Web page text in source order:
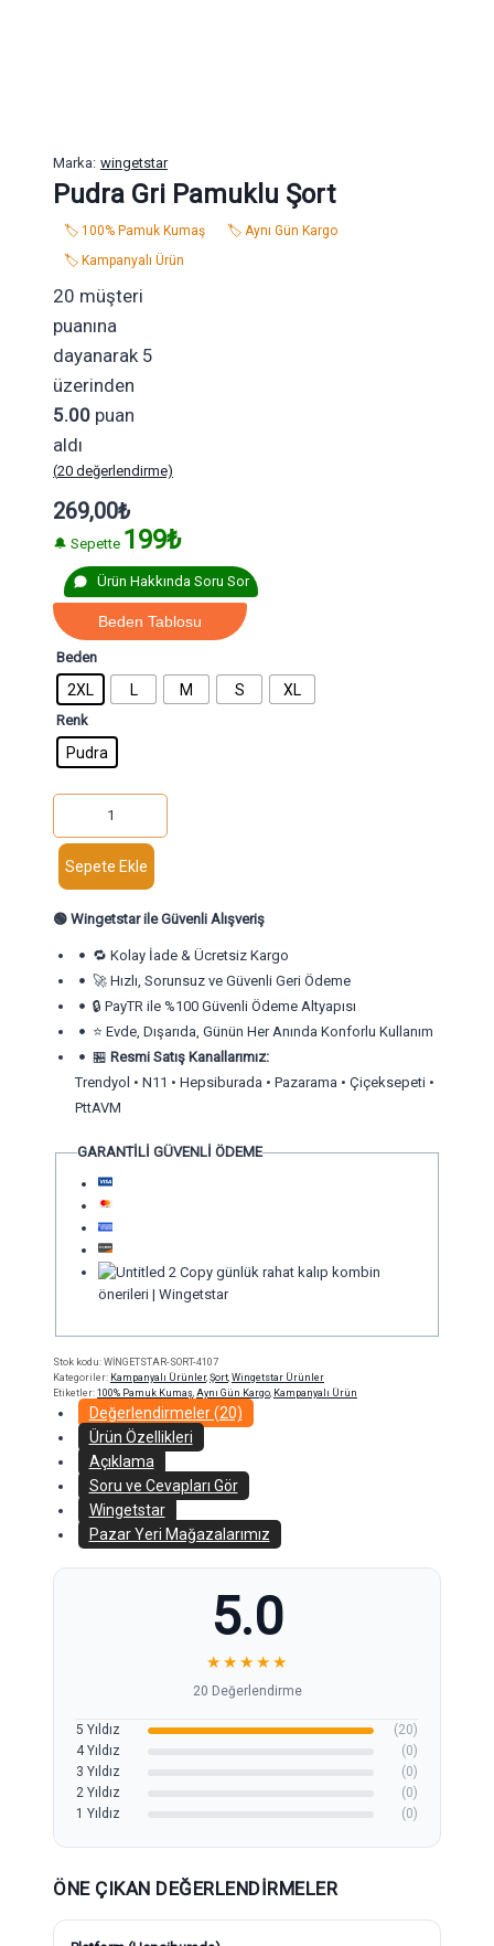
Marka: wingetstar
Pudra Gri Pamuklu Şort
🏷️ 100% Pamuk Kumaş
🏷️ Aynı Gün Kargo
🏷️ Kampanyalı Ürün
20 müşteri
puanına
dayanarak 5
üzerinden
5.00 puan
aldı
(20 değerlendirme)
269,00₺
🔔 Sepette 199₺
Ürün Hakkında Soru Sor
Beden Tablosu
Beden
2XL L M S XL
Renk
Pudra
Sepete Ekle
🟢 Wingetstar ile Güvenli Alışveriş
🔁 Kolay İade & Ücretsiz Kargo
🚀 Hızlı, Sorunsuz ve Güvenli Geri Ödeme
🔒 PayTR ile %100 Güvenli Ödeme Altyapısı
⭐ Evde, Dışarıda, Günün Her Anında Konforlu Kullanım
🏪 Resmi Satış Kanallarımız:
Trendyol • N11 • Hepsiburada • Pazarama • Çiçeksepeti •
PttAVM
GARANTİLİ GÜVENLİ ÖDEME
Stok kodu: WİNGETSTAR-SORT-4107
Kategoriler: Kampanyalı Ürünler, Şort Wingetstar Ürünler
Etiketler: 100% Pamuk Kumaş Aynı Gün Kargo Kampanyalı Ürün
Değerlendirmeler (20)
Ürün Özellikleri
Açıklama
Soru ve Cevapları Gör
Wingetstar
Pazar Yeri Mağazalarımız
5.0
★ ★ ★ ★ ★
20 Değerlendirme
5 Yıldız
(20)
4 Yıldız
(0)
3 Yıldız
(0)
2 Yıldız
(0)
1 Yıldız
(0)
ÖNE ÇIKAN DEĞERLENDIRMELER